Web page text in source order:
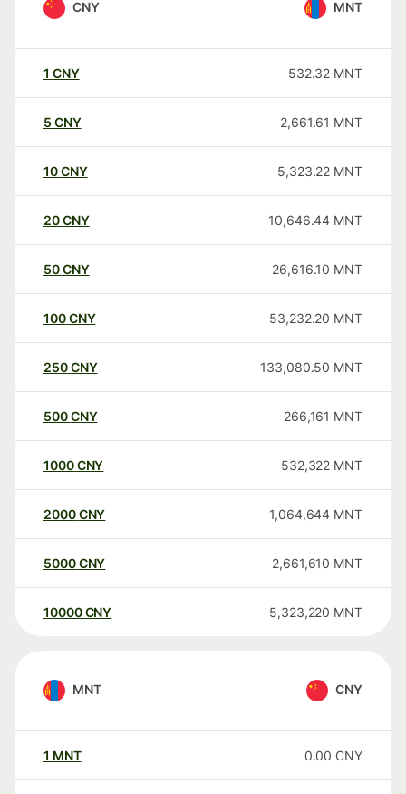
CNY MNT
1 CNY 532.32 MNT
5 CNY 2,661.61 MNT
10CNY 5,323.22 MNT
20CNY 10,646.44 MNT
50CNY 26,616.10 MNT
100CNY 53,232.20 MNT
250CNY 133,080.50 MNT
500CNY 266,161 MNT
1000CNY 532,322 MNT
2000CNY 1,064,644 MNT
5000CNY 2,661,610 MNT
10000 CNY 5,323,220 MNT
MNT CNY
1 MNT 0.00 CNY